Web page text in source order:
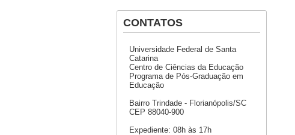
CONTATOS
Universidade Federal de Santa
Catarina
Centro de Ciências da Educação
Programa de Pós-Graduação em
Educação
Bairro Trindade - Florianópolis/SC
CEP 88040-900
Expediente: 08h às 17h